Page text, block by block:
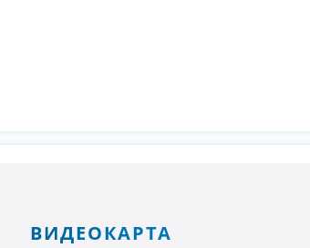
ВИДЕОКАРТА